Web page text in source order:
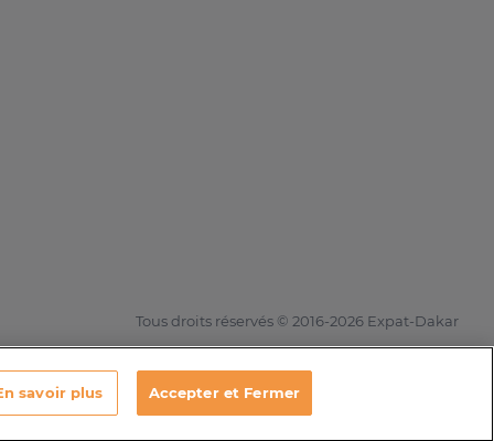
Tous droits réservés © 2016-2026 Expat-Dakar
savoir plus Accepter et Fermer